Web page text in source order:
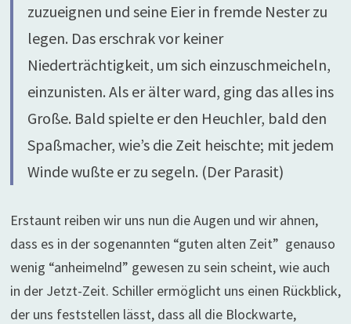
zuzueignen und seine Eier in fremde Nester zu
legen. Das erschrak vor keiner
Niederträchtigkeit, um sich einzuschmeicheln,
einzunisten. Als er älter ward, ging das alles ins
Große. Bald spielte er den Heuchler, bald den
Spaßmacher, wie’s die Zeit heischte; mit jedem
Winde wußte er zu segeln. (Der Parasit)
Erstaunt reiben wir uns nun die Augen und wir ahnen,
dass es in der sogenannten “guten alten Zeit” genauso
wenig “anheimelnd” gewesen zu sein scheint, wie auch
in der Jetzt-Zeit. Schiller ermöglicht uns einen Rückblick,
der uns feststellen lässt, dass all die Blockwarte,